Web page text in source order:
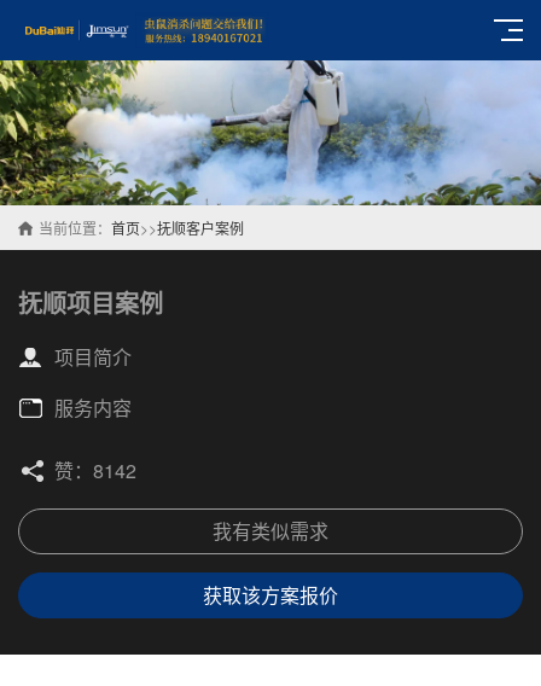
当前位置： 首页>>抚顺客户案例
抚顺项目案例
项目简介
服务内容
赞：8142
我有类似需求
获取该方案报价